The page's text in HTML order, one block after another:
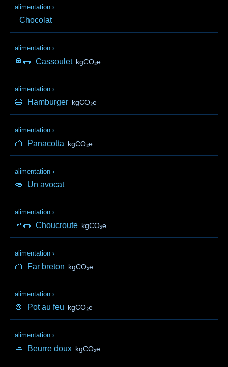
alimentation ›
Chocolat
alimentation ›
🥫🌭 Cassoulet kgCO₂e
alimentation ›
🍔 Hamburger kgCO₂e
alimentation ›
🍰 Panacotta kgCO₂e
alimentation ›
🥑 Un avocat
alimentation ›
🥦🌭 Choucroute kgCO₂e
alimentation ›
🍰 Far breton kgCO₂e
alimentation ›
🍲 Pot au feu kgCO₂e
alimentation ›
🧈 Beurre doux kgCO₂e